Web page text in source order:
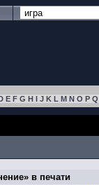
E F G H I J K L M N O P Q
в печати